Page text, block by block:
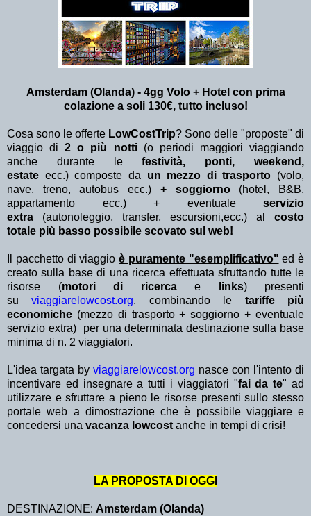
Amsterdam (Olanda) - 4gg Volo + Hotel con prima
colazione a soli 130€, tutto incluso!
Cosa sono le offerte LowCostTrip? Sono delle "proposte" di
viaggio di2 o più notti (o periodi maggiori viaggiando
anche durante lefestività, ponti, weekend,
estate ecc.) composte da un mezzo di trasporto (volo,
nave, treno, autobus ecc.) + soggiorno(hotel, B&B,
appartamento ecc.) + eventuale servizio
extra (autonoleggio, transfer, escursioni,ecc.) al costo
totale più basso possibile scovato sul web!
Il pacchetto di viaggio è puramente "esemplificativo" ed è
creato sulla base di una ricerca effettuata sfruttando tutte le
risorse (motori di ricerca e links) presenti
suviaggiarelowcost.org. combinando le tariffe più
economiche (mezzo di trasporto + soggiorno + eventuale
servizio extra)
per una determinata destinazione sulla base
minima di n. 2 viaggiatori.
L'idea targata by viaggiarelowcost.org nasce con l'intento di
incentivare ed insegnare a tutti i viaggiatori "fai da te" ad
utilizzare e sfruttare a pieno le risorse presenti sullo stesso
portale web a dimostrazione che è possibile viaggiare e
concedersi una vacanza lowcost anche in tempi di crisi!
LA PROPOSTA DI OGGI
DESTINAZIONE: Amsterdam (Olanda)